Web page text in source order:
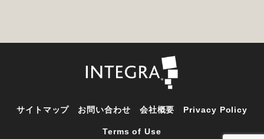
サイトマップ お問い合わせ 会社概要 Privacy Policy
Terms of Use